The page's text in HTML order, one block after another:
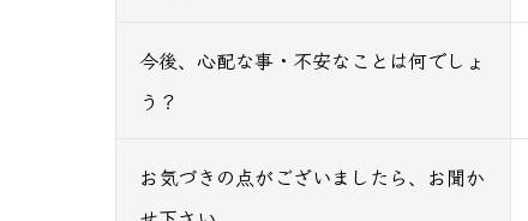
今後、心配な事・不安なことは何でしょ
う？
お気づきの点がございましたら、お聞か